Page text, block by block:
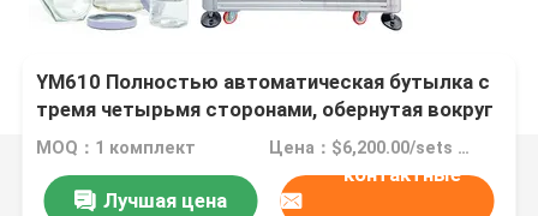
YM610 Полностью автоматическая бутылка с
тремя четырьмя сторонами, обернутая вокруг
маркировщика для шестоугольных
стеклянных бутылок с вареньями и специями
MOQ：1 комплект Цена：$6,200.00/sets 1-2 sets
Лучшая цена
контактные